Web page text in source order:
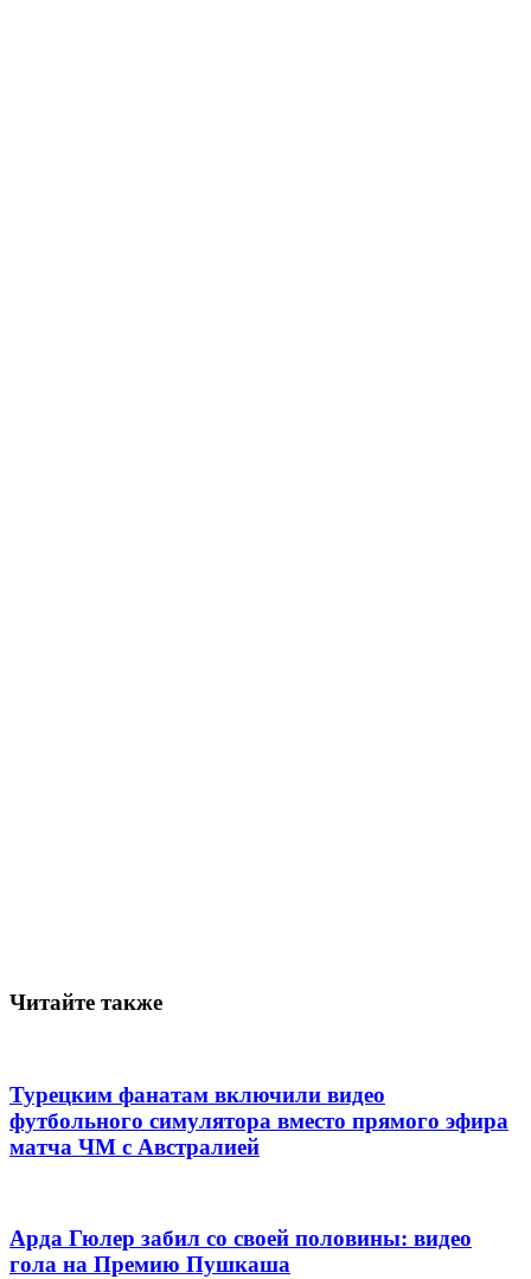
Читайте также
Турецким фанатам включили видео
футбольного симулятора вместо прямого эфира
матча ЧМ с Австралией
Арда Гюлер забил со своей половины: видео
гола на Премию Пушкаша